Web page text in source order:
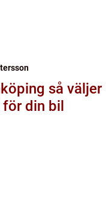
så väljer
din bil